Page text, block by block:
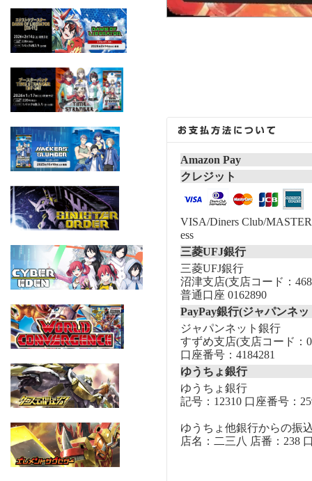
Amazon Pay
クレジット
VISA/Diners Club/
ess
三菱UFJ銀行
三菱UFJ銀行
沼津支店(支店コード：
普通口座 0162890
PayPay銀行(ジャパンネ
ジャパンネット銀行
すずめ支店(支店コード：
口座番号：4184281
ゆうちょ銀行
ゆうちょ銀行
記号：12310 口座番号：
ゆうちょ他銀行からの振
店名：二三八 店番：238